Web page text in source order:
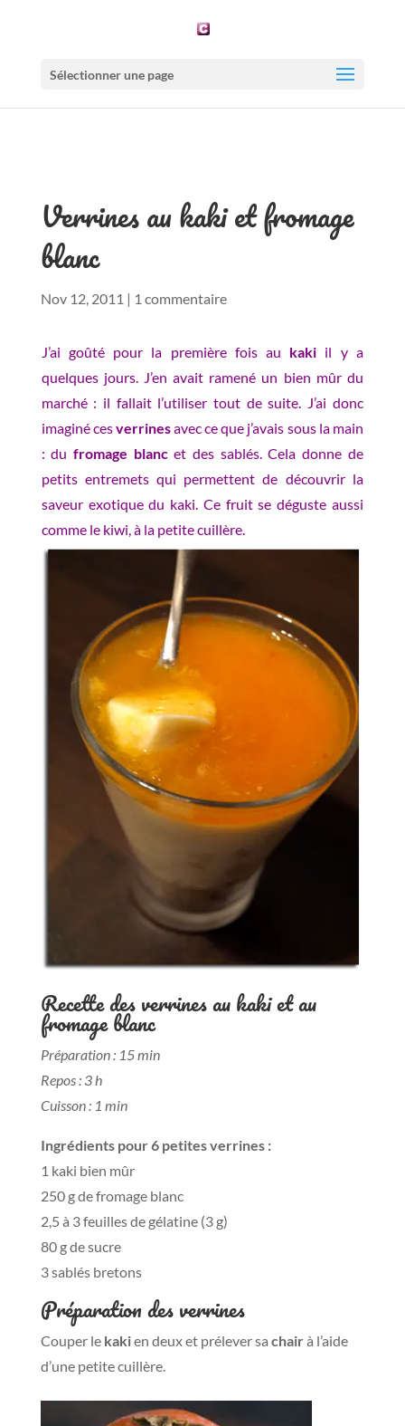
Sélectionner une page
Verrines au kaki et fromage
blanc
Nov 12, 2011 | 1 commentaire
J’ai goûté pour la première fois au kaki il y a
quelques jours. J’en avait ramené un bien mûr du
marché : il fallait l’utiliser tout de suite. J’ai donc
imaginé cesverrinesavec ce que j’avais sous la main
: dufromage blancet des sablés. Cela donne de
petits entremets qui permettent de découvrir la
saveur exotique du kaki. Ce fruit se déguste aussi
comme le kiwi, à la petite cuillère.
Recette des verrines au kaki et au
fromage blanc
Préparation : 15 min
Repos : 3 h
Cuisson : 1 min
Ingrédients pour 6 petites verrines :
1 kaki bien mûr
250 g de fromage blanc
2,5 à 3 feuilles de gélatine (3 g)
80 g de sucre
3 sablés bretons
Préparation des verrines
Couper le kakien deux et prélever sa chairà l’aide
d’une petite cuillère.